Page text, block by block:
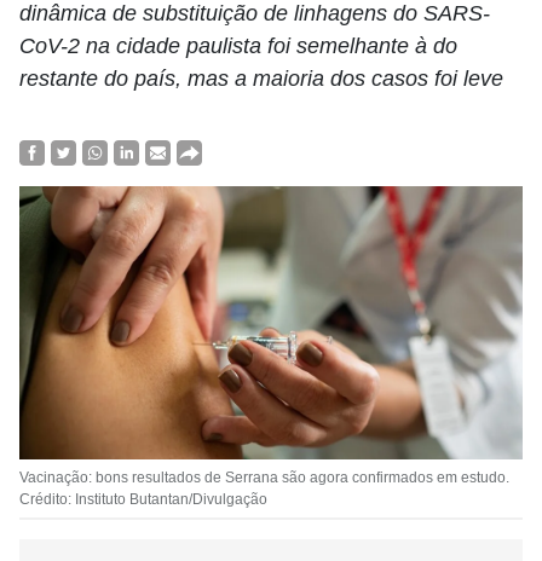
dinâmica de substituição de linhagens do SARS-
CoV-2 na cidade paulista foi semelhante à do
restante do país, mas a maioria dos casos foi leve
Vacinação: bons resultados de Serrana são agora confirmados em estudo.
Crédito: Instituto Butantan/Divulgação